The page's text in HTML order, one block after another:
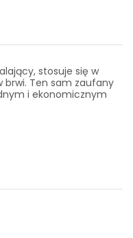
stosuje się w
brwi. Ten sam zaufany
i ekonomicznym